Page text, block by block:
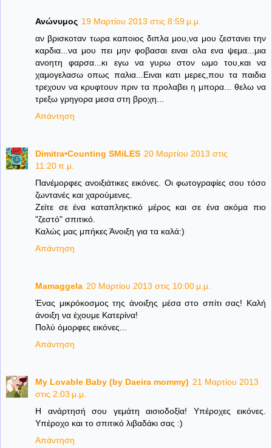
Ανώνυμος 19 Μαρτίου 2013 στις 8:59 μ.μ.
αν βρισκοταν τωρα καποιος διπλα μου,να μου ζεστανει την
καρδια...να μου πει μην φοβασαι ειναι ολα ενα ψεμα...μια
ανοητη φαρσα...κι εγω να γυρω στον ωμο του,και να
χαμογελασω οπως παλια...Ειναι κατι μερες,που τα παιδια
τρεχουν να κρυφτουν πριν τα προλαβει η μπορα... θελω να
τρεξω γρηγορα μεσα στη βροχη...
Απάντηση
Dimitra•Counting SΜiLES 20 Μαρτίου 2013 στις
11:20 π.μ.
Πανέμορφες ανοιξιάτικες εικόνες. Οι φωτογραφίες σου τόσο
ζωντανές και χαρούμενες.
Ζείτε σε ένα καταπληκτικό μέρος και σε ένα ακόμα πιο
"ζεστό" σπιτικό.
Καλώς μας μπήκες Άνοιξη για τα καλά:)
Απάντηση
Mamaggela 20 Μαρτίου 2013 στις 10:00 μ.μ.
Ένας μικρόκοσμος της άνοιξης μέσα στο σπίτι σας! Καλή
άνοιξη να έχουμε Κατερίνα!
Πολύ όμορφες εικόνες...
Απάντηση
My Lovable Baby (by Daeira mommy) 21 Μαρτίου 2013
στις 2:03 μ.μ.
Η ανάρτησή σου γεμάτη αισιοδοξία! Υπέροχες εικόνες.
Υπέροχο και το σπιτικό λιβαδάκι σας :)
Απάντηση